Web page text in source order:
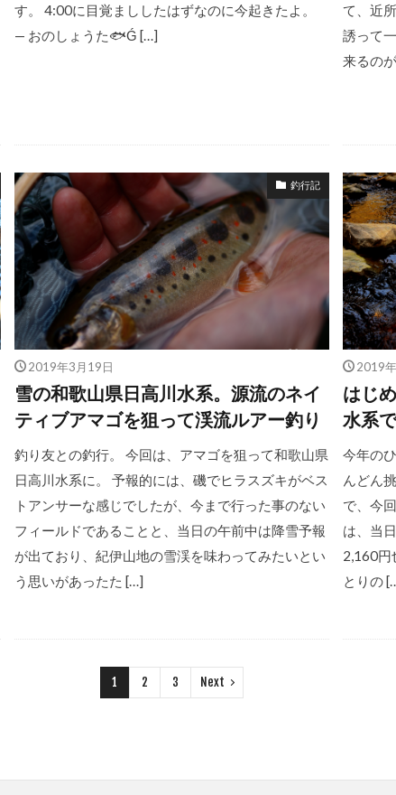
す。 4:00に目覚まししたはずなのに今起きたよ。
— おのしょうた🐟Ǵ […]
て、近
誘って
来るの
釣行記
2019年3月19日
雪の和歌山県日高川水系。源流のネイ
ティブアマゴを狙って渓流ルアー釣り
釣り友との釣行。 今回は、アマゴを狙って和歌山県
日高川水系に。 予報的には、磯でヒラスズキがベス
トアンサーな感じでしたが、今まで行った事のない
フィールドであることと、当日の午前中は降雪予報
が出ており、紀伊山地の雪渓を味わってみたいとい
う思いがあったた […]
2019
はじ
水系
今年の
んどん
で、今
は、当
2,160円
とりの
1 2 3 Next